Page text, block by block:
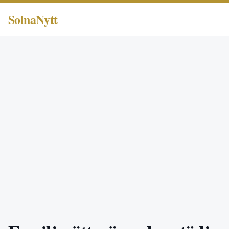
SolnaNytt